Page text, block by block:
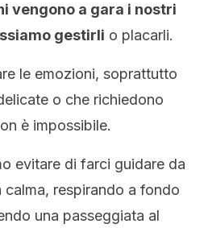
vengono a gara i nostri
gestirli o placarli.
le emozioni, soprattutto
o che richiedono
è impossibile.
evitare di farci guidare da
calma, respirando a fondo
una passeggiata al